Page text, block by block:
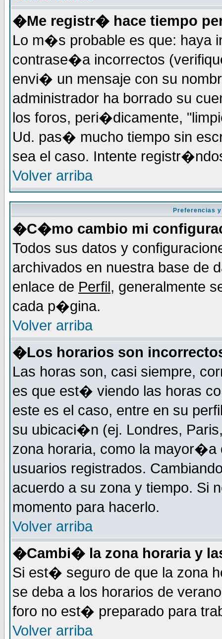
�Me registr� hace tiempo
Lo m�s probable es que: haya
contrase�a incorrectos
envi� un mensaje con su
administrador ha borrado su
los foros, peri�dicamente,
Ud. pas� mucho tiempo sin
sea el caso. Intente
Volver arriba
Preferencias
�C�mo cambio mi
Todos sus datos y
archivados en nuestra base de
enlace de Perfil, generalmente
cada p�gina.
Volver arriba
�Los horarios son
Las horas son, casi siempre,
es que est� viendo las horas
este es el caso, entre en su
su ubicaci�n (ej. Londres,
zona horaria, como la
usuarios registrados.
acuerdo a su zona y tiempo. Si
momento para hacerlo.
Volver arriba
�Cambi� la zona horaria y
Si est� seguro de que la zona
se deba a los horarios de
foro no est� preparado para
Volver arriba